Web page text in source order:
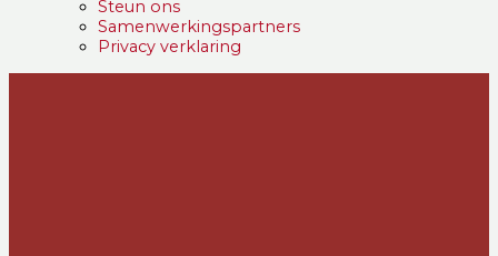
Steun ons
Samenwerkingspartners
Privacy verklaring